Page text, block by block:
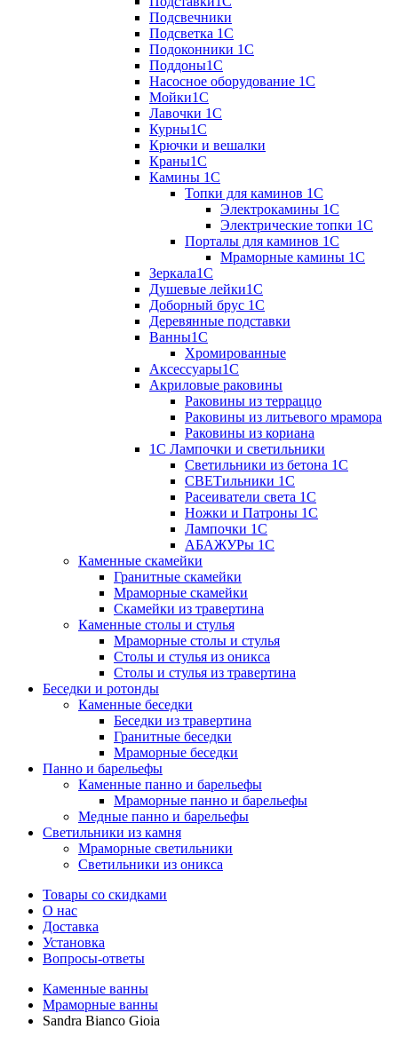
Подсвечники
Подсветка 1С
Подоконники 1С
Поддоны1С
Насосное оборудование 1С
Мойки1С
Лавочки 1С
Курны1С
Крючки и вешалки
Краны1С
Камины 1C
Топки для каминов 1C
Электрокамины 1С
Электрические топки 1C
Порталы для каминов 1С
Мраморные камины 1C
Зеркала1С
Душевые лейки1С
Доборный брус 1С
Деревянные подставки
Ванны1С
Хромированные
Аксессуары1С
Акриловые раковины
Раковины из терраццо
Раковины из литьевого мрамора
Раковины из кориана
1С Лампочки и светильники
Светильники из бетона 1С
СВЕТильники 1С
Расеиватели света 1С
Ножки и Патроны 1С
Лампочки 1С
АБАЖУРы 1С
Каменные скамейки
Гранитные скамейки
Мраморные скамейки
Скамейки из травертина
Каменные столы и стулья
Мраморные столы и стулья
Столы и стулья из оникса
Столы и стулья из травертина
Беседки и ротонды
Каменные беседки
Беседки из травертина
Гранитные беседки
Мраморные беседки
Панно и барельефы
Каменные панно и барельефы
Мраморные панно и барельефы
Медные панно и барельефы
Светильники из камня
Мраморные светильники
Светильники из оникса
Товары со скидками
О нас
Доставка
Установка
Вопросы-ответы
Каменные ванны
Мраморные ванны
Sandra Bianco Gioia